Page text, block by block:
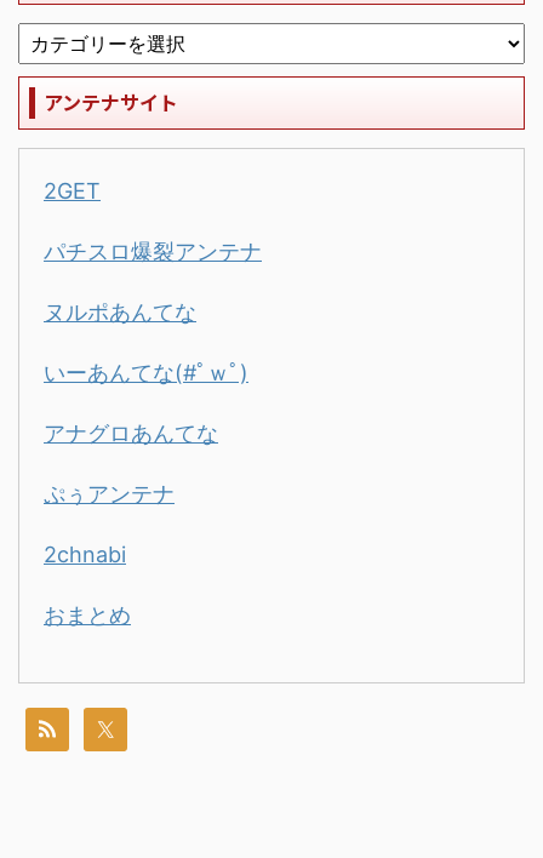
アンテナサイト
2GET
パチスロ爆裂アンテナ
ヌルポあんてな
いーあんてな(#ﾟｗﾟ)
アナグロあんてな
ぷぅアンテナ
2chnabi
おまとめ